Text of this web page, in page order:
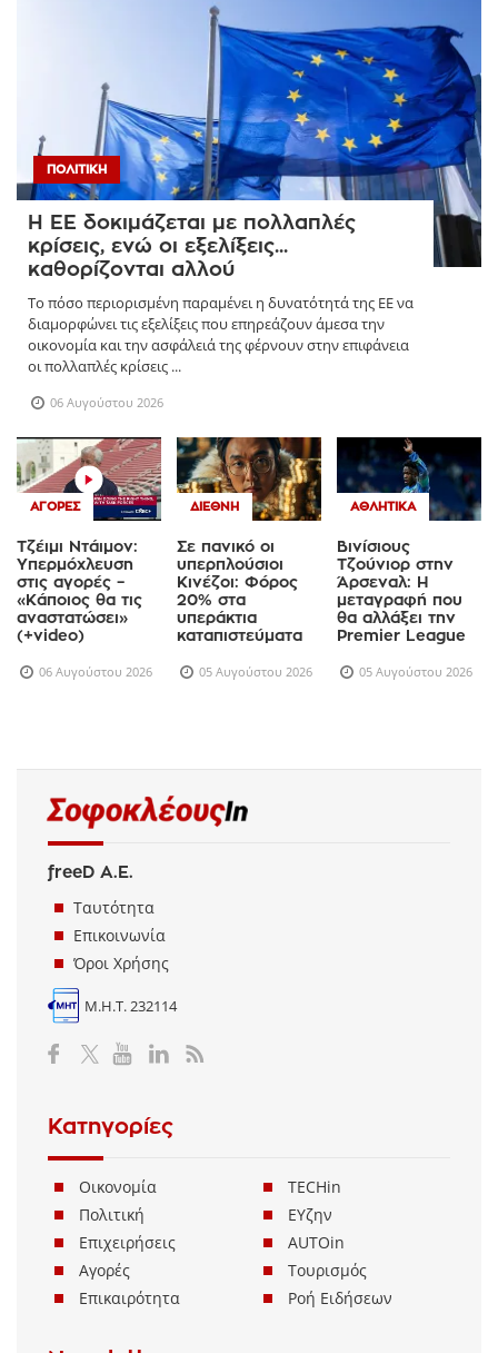
ΠΟΛΙΤΙΚΉ
Η ΕΕ δοκιμάζεται με πολλαπλές
κρίσεις, ενώ οι εξελίξεις...
καθορίζονται αλλού
Το πόσο περιορισμένη παραμένει η δυνατότητά της ΕΕ να
διαμορφώνει τις εξελίξεις που επηρεάζουν άμεσα την
οικονομία και την ασφάλειά της φέρνουν στην επιφάνεια
οι πολλαπλές κρίσεις ...
06 Αυγούστου 2026
ΑΓΟΡΈΣ
Τζέιμι Ντάιμον:
Υπερμόχλευση
στις αγορές –
«Κάποιος θα τις
αναστατώσει»
(+video)
06 Αυγούστου 2026
ΔΙΕΘΝΉ
Σε πανικό οι
υπερπλούσιοι
Κινέζοι: Φόρος
20% στα
υπεράκτια
καταπιστεύματα
05 Αυγούστου 2026
ΑΘΛΗΤΙΚΆ
Βινίσιους
Τζούνιορ στην
Άρσεναλ: Η
μεταγραφή που
θα αλλάξει την
Premier League
05 Αυγούστου 2026
freeD Α.Ε.
Ταυτότητα
Επικοινωνία
Όροι Χρήσης
Μ.Η.Τ. 232114
Κατηγορίες
Οικονομία
Πολιτική
Επιχειρήσεις
Αγορές
Επικαιρότητα
TECHin
ΕΥζην
AUTOin
Τουρισμός
Ροή Ειδήσεων